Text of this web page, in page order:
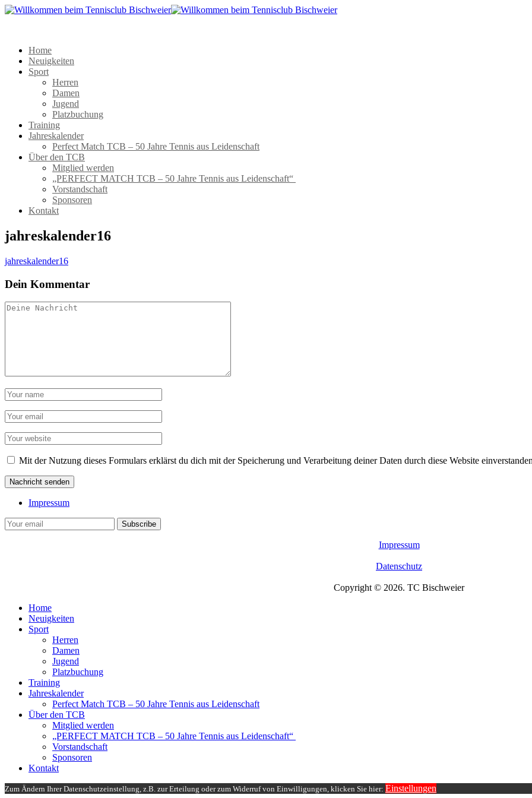
Home
Neuigkeiten
Sport
Herren
Damen
Jugend
Platzbuchung
Training
Jahreskalender
Perfect Match TCB – 50 Jahre Tennis aus Leidenschaft
Über den TCB
Mitglied werden
„PERFECT MATCH TCB – 50 Jahre Tennis aus Leidenschaft“
Vorstandschaft
Sponsoren
Kontakt
jahreskalender16
jahreskalender16
Dein Kommentar
Mit der Nutzung dieses Formulars erklärst du dich mit der Speicherung und Verarbeitung deiner Daten durch diese Website
Impressum
Impressum
Datenschutz
Copyright © 2026. TC Bischweier
Home
Neuigkeiten
Sport
Herren
Damen
Jugend
Platzbuchung
Training
Jahreskalender
Perfect Match TCB – 50 Jahre Tennis aus Leidenschaft
Über den TCB
Mitglied werden
„PERFECT MATCH TCB – 50 Jahre Tennis aus Leidenschaft“
Vorstandschaft
Sponsoren
Kontakt
Zum Ändern Ihrer Datenschutzeinstellung, z.B. zur Erteilung oder zum Widerruf von Einwilligungen, klicken Sie hier: Einstellungen